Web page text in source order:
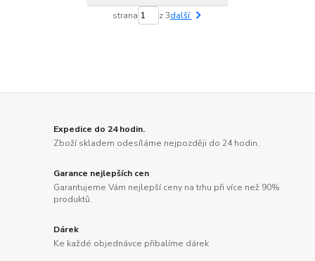
strana z 3další
Expedice do 24 hodin.
Zboží skladem odesíláme nejpozději do 24 hodin.
Garance nejlepších cen
Garantujeme Vám nejlepší ceny na trhu při více než 90%
produktů.
Dárek
Ke každé objednávce přibalíme dárek